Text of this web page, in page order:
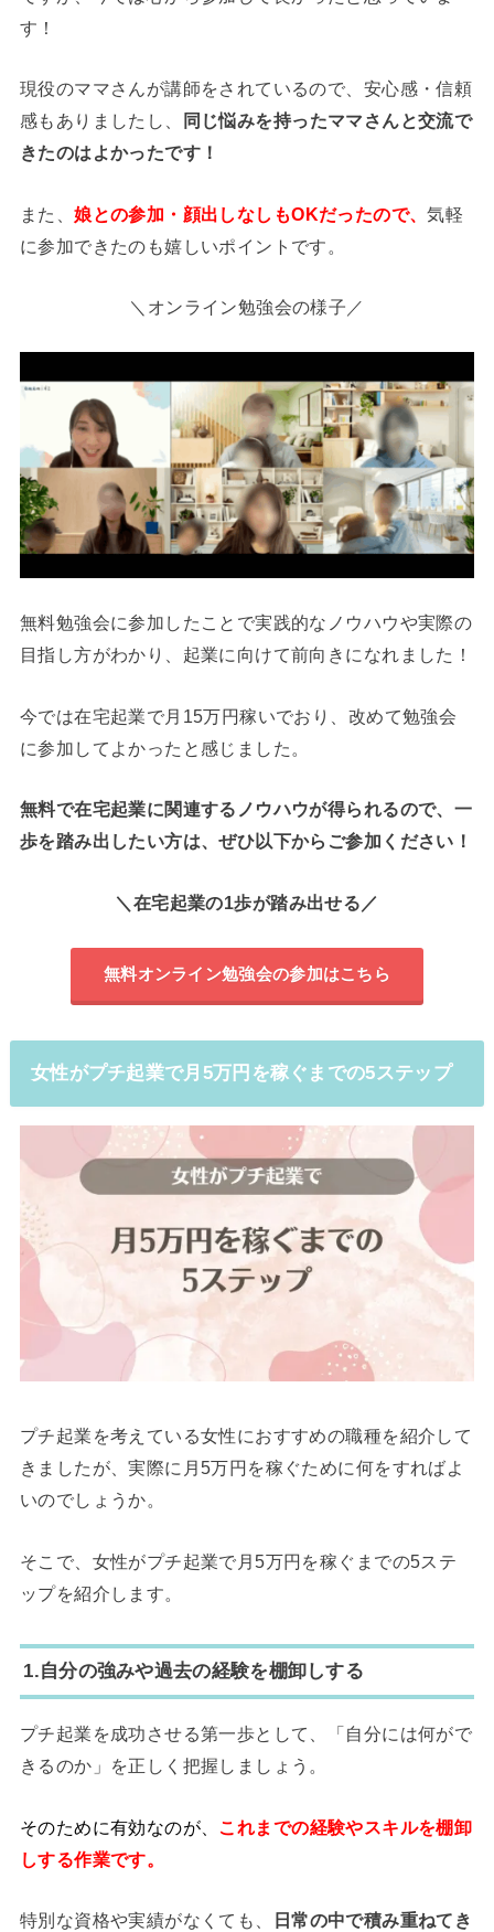
す！
現役のママさんが講師をされているので、安心感・信頼
感もありましたし、
同じ悩みを持ったママさんと交流で
きたのはよかったです！
また、娘との参加・顔出しなしもOKだったので、気軽
に参加できたのも嬉しいポイントです。
＼オンライン勉強会の様子／
無料勉強会に参加したことで実践的なノウハウや実際の
目指し方がわかり、起業に向けて前向きになれました！
今では在宅起業で月15万円稼いでおり、改めて勉強会
に参加してよかったと感じました。
無料で在宅起業に関連するノウハウが得られるので、一
歩を踏み出したい方は、ぜひ以下からご参加ください！
＼在宅起業の1歩が踏み出せる／
無料オンライン勉強会の参加はこちら
女性がプチ起業で月5万円を稼ぐまでの5ステップ
プチ起業を考えている女性におすすめの職種を紹介して
きましたが、実際に月5万円を稼ぐために何をすればよ
いのでしょうか。
そこで、女性がプチ起業で月5万円を稼ぐまでの5ステ
ップを紹介します。
1.自分の強みや過去の経験を棚卸しする
プチ起業を成功させる第一歩として、「自分には何がで
きるのか」を正しく把握しましょう。
そのために有効なのが、 これまでの経験やスキルを棚卸
しする作業です。
特別な資格や実績がなくても、
日常の中で積み重ねてき